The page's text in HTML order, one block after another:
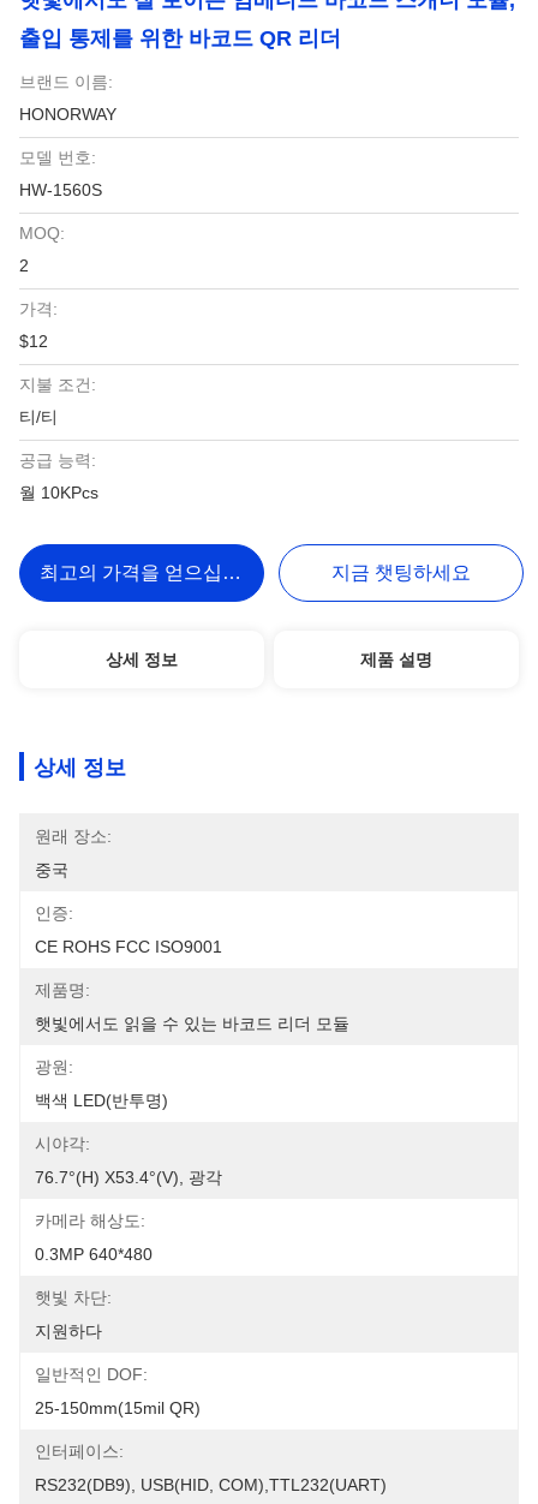
출입 통제를 위한 바코드 QR 리더
브랜드 이름:
HONORWAY
모델 번호:
HW-1560S
MOQ:
2
가격:
$12
지불 조건:
티/티
공급 능력:
월 10KPcs
최고의 가격을 얻으십시오 지금 챗팅하세요
상세 정보 제품 설명
상세 정보
원래 장소:
중국
인증:
CE ROHS FCC ISO9001
제품명:
햇빛에서도 읽을 수 있는 바코드 리더 모듈
광원:
백색 LED(반투명)
시야각:
76.7°(H) X53.4°(V), 광각
카메라 해상도:
0.3MP 640*480
햇빛 차단:
지원하다
일반적인 DOF:
25-150mm(15mil QR)
인터페이스:
RS232(DB9), USB(HID, COM),TTL232(UART)